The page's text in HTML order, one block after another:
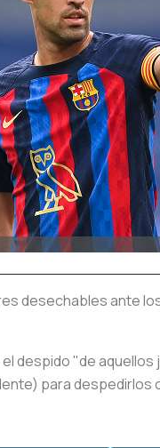
desechables ante
despido "de
para despedirlos